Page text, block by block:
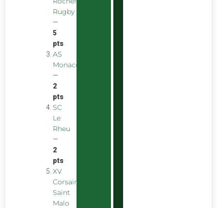
Rugby
—
5
pts
AS
Monaco
—
2
pts
SC
Le
Rheu
—
2
pts
XV
Corsaire
Saint
Malo